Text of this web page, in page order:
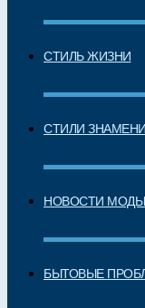
СТИЛЬ ЖИЗНИ
СТИЛИ
НОВОСТИ МОДЫ
БЫТОВЫЕ